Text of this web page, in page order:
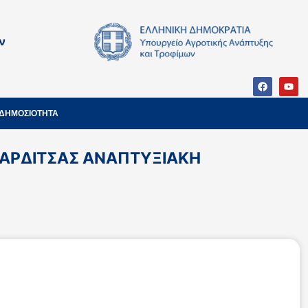
ΑΝΑΠΤΥΞΙΑΚΗ